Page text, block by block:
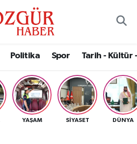
Politika Spor Tarih - Kültür
YAŞAM SIYASET DÜNYA
ve Fikstür